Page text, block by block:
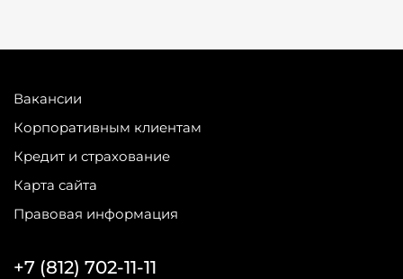
Вакансии
Корпоративным клиентам
Кредит и страхование
Карта сайта
Правовая информация
+7 (812) 702-11-11